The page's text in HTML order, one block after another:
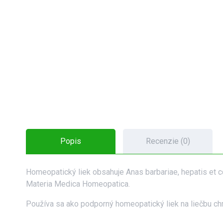
Popis Recenzie (0)
Homeopatický liek obsahuje Anas barbariae, hepatis et
Materia Medica Homeopatica.
Používa sa ako podporný homeopatický liek na liečbu